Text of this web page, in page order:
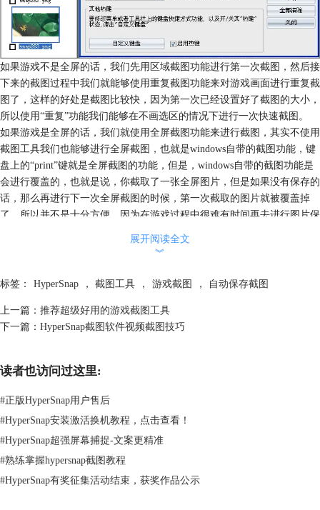
如果游戏不是全屏的话，我们先用区域截图功能进行第一次截图，然后接
下来的截图过程中我们就能够使用重复截图功能来对游戏画面进行重复截
图了，这样的好处是截图比较快，因为第一次已经设置好了截图的大小，
所以使用“重复”功能我们能够在不画选区的情况下进行一次快速截图。
如果游戏是全屏的话，我们就使用全屏截图功能来进行截图，其实不使用
截图工具我们也能够进行全屏截图，也就是windows自带的截图功能，键
盘上的“print”键就是全屏截图的功能，但是，windows自带的截图功能是
会进行覆盖的，也就是说，你截取了一张全屏图片，但是如果没有保存的
话，那么再进行下一次全屏截图的时候，第一次截取的图片就被覆盖掉
了，所以并不是十分方便，因为在游戏过程中很难有时间再去进行图片保
自动进行保存，所以无论进行多少次截图，都不会出现丢失的情况。
展开阅读全文
︾
标签： HyperSnap ， 截图工具 ， 游戏截图 ， 自动保存截图
上一篇： 推荐超级好用的游戏截图工具
下一篇： HyperSnap截图软件视频截图技巧
读者也访问过这里:
#正版HyperSnap用户售后
#HyperSnap安装激活换机教程，点击查看！
#HyperSnap超强屏幕捕捉-文案更精准
#熟练掌握hypersnap截图教程
#HyperSnap有奖征集活动结束，获奖作品公示